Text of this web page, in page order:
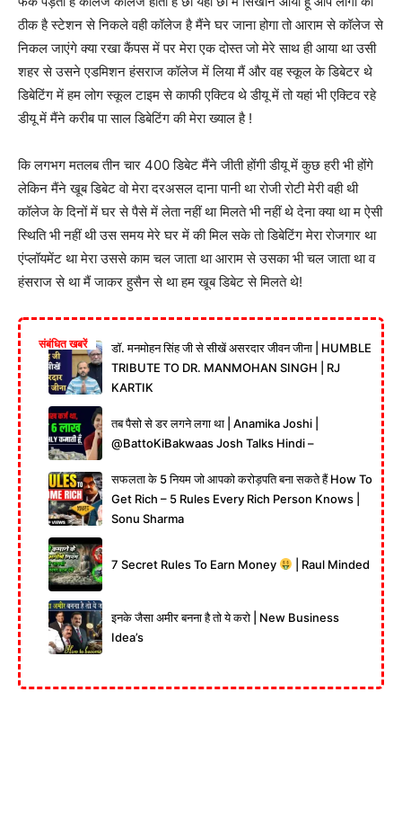
ठीक है स्टेशन से निकले वही कॉलेज है मैंने घर जाना होगा तो आराम से कॉलेज से
निकल जाएंगे क्या रखा कैंपस में पर मेरा एक दोस्त जो मेरे साथ ही आया था उसी
शहर से उसने एडमिशन हंसराज कॉलेज में लिया मैं और वह स्कूल के डिबेटर थे
डिबेटिंग में हम लोग स्कूल टाइम से काफी एक्टिव थे डीयू में तो यहां भी एक्टिव रहे
डीयू में मैंने करीब पा साल डिबेटिंग की मेरा ख्याल है !
कि लगभग मतलब तीन चार 400 डिबेट मैंने जीती होंगी डीयू में कुछ हरी भी होंगे
लेकिन मैंने खूब डिबेट वो मेरा दरअसल दाना पानी था रोजी रोटी मेरी वही थी
कॉलेज के दिनों में घर से पैसे में लेता नहीं था मिलते भी नहीं थे देना क्या था म ऐसी
स्थिति भी नहीं थी उस समय मेरे घर में की मिल सके तो डिबेटिंग मेरा रोजगार था
एंप्लॉयमेंट था मेरा उससे काम चल जाता था आराम से उसका भी चल जाता था व
हंसराज से था मैं जाकर हुसैन से था हम खूब डिबेट से मिलते थे!
संबंधित खबरें
डॉ. मनमोहन सिंह जी से सीखें असरदार जीवन जीना | HUMBLE
TRIBUTE TO DR. MANMOHAN SINGH | RJ
KARTIK
तब पैसो से डर लगने लगा था | Anamika Joshi |
‪@BattoKiBakwaas‬ Josh Talks Hindi –
सफलता के 5 नियम जो आपको करोड़पति बना सकते हैं How To
Get Rich – 5 Rules Every Rich Person Knows |
Sonu Sharma
7 Secret Rules To Earn Money | Raul Minded
इनके जैसा अमीर बनना है तो ये करो | New Business
Idea’s